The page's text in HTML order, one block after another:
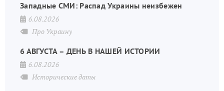
Западные СМИ: Распад Украины неизбежен
6.08.2026
Про Украину
6 АВГУСТА – ДЕНЬ В НАШЕЙ ИСТОРИИ
6.08.2026
Исторические даты